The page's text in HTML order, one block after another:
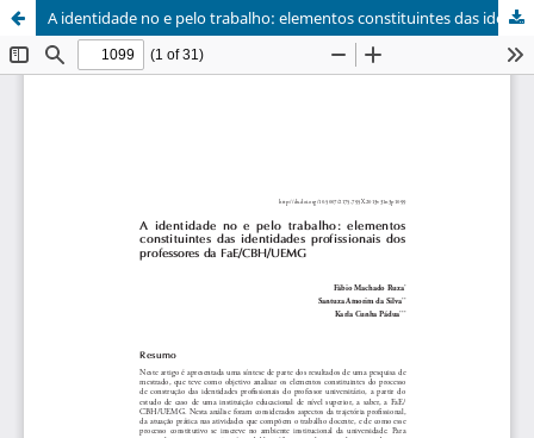
A identidade no e pelo trabalho: elementos constituintes das identidades profissionais dos professores da FaE/CBH/UEMG